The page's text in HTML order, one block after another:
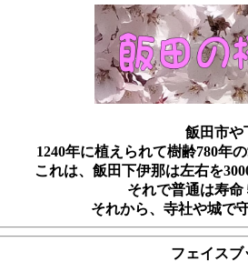
飯田市や
1240年に植えられて樹齢780年
これは、飯田下伊那は左右を
それで普通は寿
それから、寺社や城で
フェイス